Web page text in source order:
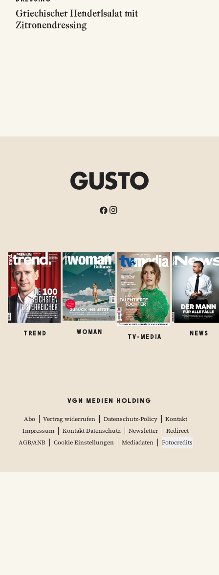
Griechischer Henderlsalat mit
Zitronendressing
TREND WOMAN
TV-MEDIA
NEWS
VGN MEDIEN HOLDING
Abo Vertrag widerrufen Datenschutz-Policy
Kontakt
Impressum
Kontakt Datenschutz Newsletter
Redirect
AGB/ANB
Cookie Einstellungen Mediadaten Fotocredits